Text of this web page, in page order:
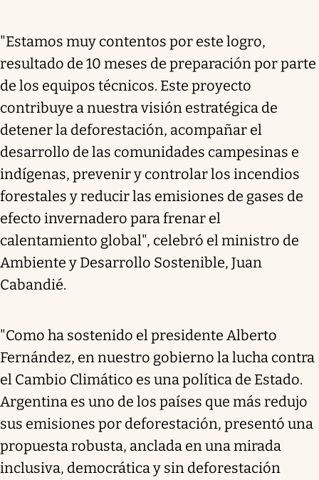
"Estamos muy contentos por este logro,
resultado de 10 meses de preparación por parte
de los equipos técnicos. Este proyecto
contribuye a nuestra visión estratégica de
detener la deforestación, acompañar el
desarrollo de las comunidades campesinas e
indígenas, prevenir y controlar los incendios
forestales y reducir las emisiones de gases de
efecto invernadero para frenar el
calentamiento global", celebró el ministro de
Ambiente y Desarrollo Sostenible, Juan
Cabandié.
"Como ha sostenido el presidente Alberto
Fernández, en nuestro gobierno la lucha contra
el Cambio Climático es una política de Estado.
Argentina es uno de los países que más redujo
sus emisiones por deforestación, presentó una
propuesta robusta, anclada en una mirada
inclusiva, democrática y sin deforestación